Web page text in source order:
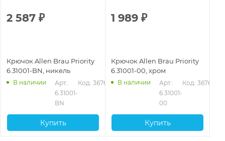
2 587 ₽
Крючок Allen Brau Priority
6.31001-BN, никель
В наличии
Арт.:
6.31001-
BN
Код: 36762
Купить
1 989 ₽
Крючок Allen Brau Priority
6.31001-00, хром
В наличии
Арт.:
6.31001-
00
Код: 36760
Купить